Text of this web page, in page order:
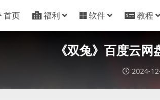
首页 福利 软件 教程
《双兔》百度云
2024-